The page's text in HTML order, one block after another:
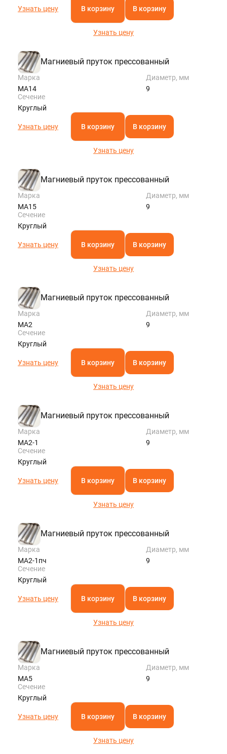
Узнать цену В корзину В корзину
Узнать цену
Магниевый пруток прессованный
Марка
МА14
Диаметр, мм
9
Сечение
Круглый
Узнать цену В корзину В корзину
Узнать цену
Магниевый пруток прессованный
Марка
МА15
Диаметр, мм
9
Сечение
Круглый
Узнать цену В корзину В корзину
Узнать цену
Магниевый пруток прессованный
Марка
МА2
Диаметр, мм
9
Сечение
Круглый
Узнать цену В корзину В корзину
Узнать цену
Магниевый пруток прессованный
Марка
МА2-1
Диаметр, мм
9
Сечение
Круглый
Узнать цену В корзину В корзину
Узнать цену
Магниевый пруток прессованный
Марка
МА2-1пч
Диаметр, мм
9
Сечение
Круглый
Узнать цену В корзину В корзину
Узнать цену
Магниевый пруток прессованный
Марка
МА5
Диаметр, мм
9
Сечение
Круглый
Узнать цену В корзину В корзину
Узнать цену